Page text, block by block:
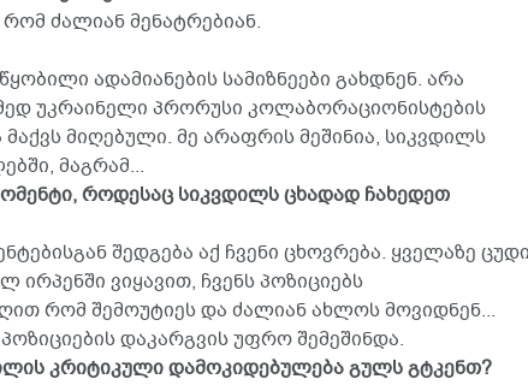
ძალიან მენატრებიან.
ადამიანების სამიზნეები გახდნენ. არა
უკრაინელი პრორუსი კოლაბორაციონისტების
მიღებული. მე არაფრის მეშინია, სიკვდილს
მაგრამ...
როდესაც სიკვდილს ცხადად ჩახედეთ
შედგება აქ ჩვენი ცხოვრება. ყველაზე ცუდი
ვიყავით, ჩვენს პოზიციებს
რომ შემოუტიეს და ძალიან ახლოს მოვიდნენ...
დაკარგვის უფრო შემეშინდა.
კრიტიკული დამოკიდებულება გულს გტკენთ?